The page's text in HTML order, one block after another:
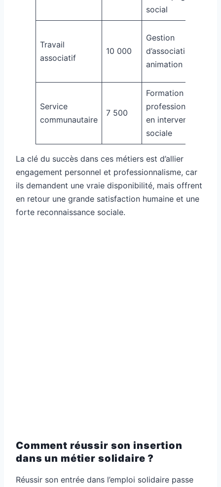
social
Travail
associatif
10 000
Gestion
d’association,
animation sociale
Service
communautaire
7 500
Formation
professionnelle
en intervention
sociale
La clé du succès dans ces métiers est d’allier
engagement personnel et professionnalisme, car
ils demandent une vraie disponibilité, mais offrent
en retour une grande satisfaction humaine et une
forte reconnaissance sociale.
Comment réussir son insertion
dans un métier solidaire ?
Réussir son entrée dans l’emploi solidaire passe